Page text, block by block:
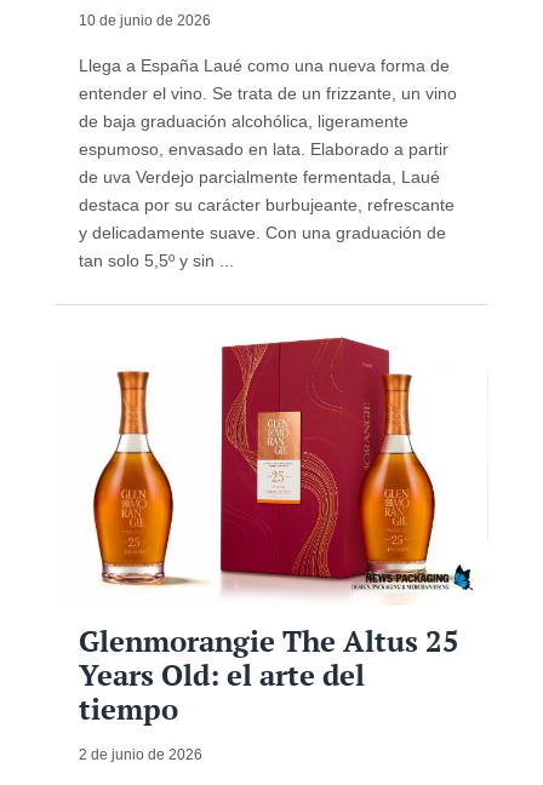
10 de junio de 2026
Llega a España Laué como una nueva forma de
entender el vino. Se trata de un frizzante, un vino
de baja graduación alcohólica, ligeramente
espumoso, envasado en lata. Elaborado a partir
de uva Verdejo parcialmente fermentada, Laué
destaca por su carácter burbujeante, refrescante
y delicadamente suave. Con una graduación de
tan solo 5,5º y sin ...
Glenmorangie The Altus 25
Years Old: el arte del
tiempo
2 de junio de 2026